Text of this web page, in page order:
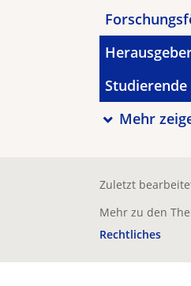
Studierende
Mehr
Zuletzt
Mehr zu den
Rechtliches